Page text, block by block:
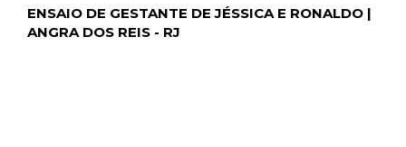
ENSAIO DE GESTANTE DE JÉSSICA E RONALDO |
ANGRA DOS REIS - RJ